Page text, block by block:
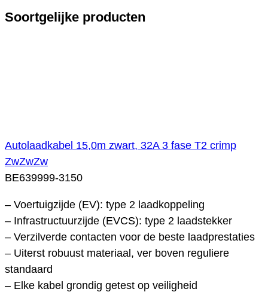
Soortgelijke producten
Autolaadkabel 15,0m zwart, 32A 3 fase T2 crimp
ZwZwZw
BE639999-3150
– Voertuigzijde (EV): type 2 laadkoppeling
– Infrastructuurzijde (EVCS): type 2 laadstekker
– Verzilverde contacten voor de beste laadprestaties
– Uiterst robuust materiaal, ver boven reguliere
standaard
– Elke kabel grondig getest op veiligheid